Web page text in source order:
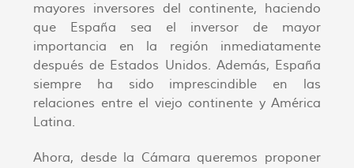
mayores inversores del continente, haciendo
que España sea el inversor de mayor
importancia en la región inmediatamente
después de Estados Unidos. Además, España
siempre ha sido imprescindible en las
relaciones entre el viejo continente y América
Latina.
Ahora, desde la Cámara queremos proponer